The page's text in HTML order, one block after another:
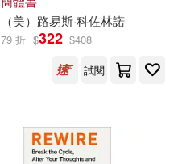
（美）路易斯·科佐林諾
79 折 $322 $408
試閱